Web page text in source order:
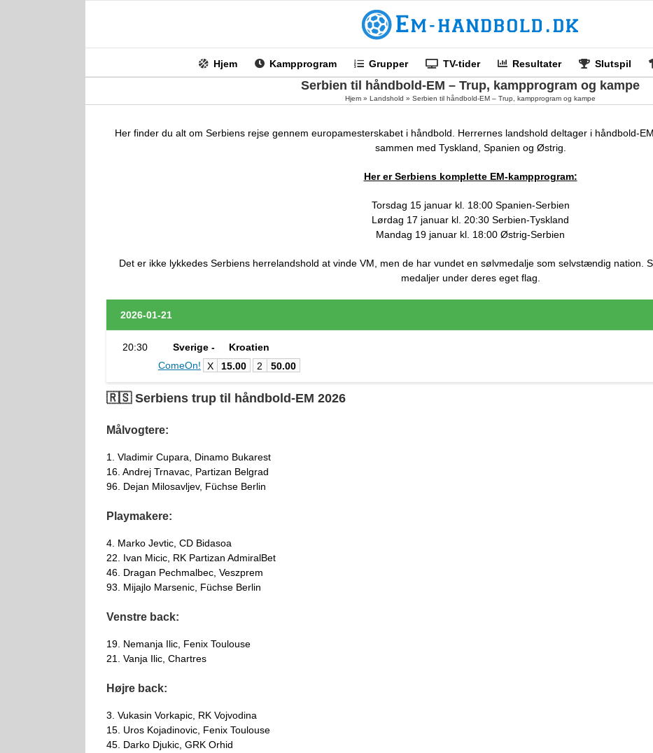
Hjem Kampprogram Grupper TV-tider Resultater Slutspil
Serbien til håndbold-EM – Trup, kampprogram og kampe
Hjem » Landshold » Serbien til håndbold-EM – Trup, kampprogram og kampe
Her finder du alt om Serbiens rejse gennem europamesterskabet i håndbold. Herrernes landshold deltager i håndbold-
sammen med Tyskland, Spanien og Østrig.
Her er Serbiens komplette EM-kampprogram:
Torsdag 15 januar kl. 18:00 Spanien-Serbien
Lørdag 17 januar kl. 20:30 Serbien-Tyskland
Mandag 19 januar kl. 18:00 Østrig-Serbien
Det er ikke lykkedes Serbiens herrelandshold at vinde VM, men de har vundet en sølvmedalje som selvstændig nation.
medaljer under deres eget flag.
2026-01-21
20:30 Sverige -
Kroatien
ComeOn!
X 15.00 2 50.00
🇷🇸 Serbiens trup til håndbold-EM 2026
Målvogtere:
1. Vladimir Cupara, Dinamo Bukarest
16. Andrej Trnavac, Partizan Belgrad
96. Dejan Milosavljev, Füchse Berlin
Playmakere:
4. Marko Jevtic, CD Bidasoa
22. Ivan Micic, RK Partizan AdmiralBet
46. Dragan Pechmalbec, Veszprem
93. Mijajlo Marsenic, Füchse Berlin
Venstre back:
19. Nemanja Ilic, Fenix Toulouse
21. Vanja Ilic, Chartres
Højre back:
3. Vukasin Vorkapic, RK Vojvodina
15. Uros Kojadinovic, Fenix Toulouse
45. Darko Djukic, GRK Orhid